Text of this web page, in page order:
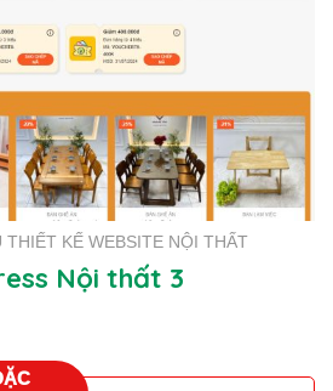
THIẾT KẾ WEBSITE NỘI THẤT
Nội thất 3